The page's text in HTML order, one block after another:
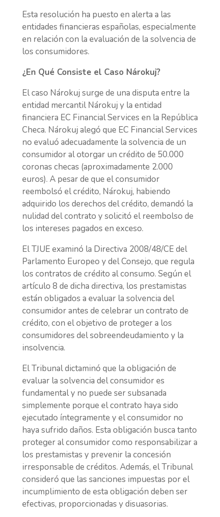
Esta resolución ha puesto en alerta a las
entidades financieras españolas, especialmente
en relación con la evaluación de la solvencia de
los consumidores.
¿En Qué Consiste el Caso Nárokuj?
El caso Nárokuj surge de una disputa entre la
entidad mercantil Nárokuj y la entidad
financiera EC Financial Services en la República
Checa. Nárokuj alegó que EC Financial Services
no evaluó adecuadamente la solvencia de un
consumidor al otorgar un crédito de 50.000
coronas checas (aproximadamente 2.000
euros). A pesar de que el consumidor
reembolsó el crédito, Nárokuj, habiendo
adquirido los derechos del crédito, demandó la
nulidad del contrato y solicitó el reembolso de
los intereses pagados en exceso.
El TJUE examinó la Directiva 2008/48/CE del
Parlamento Europeo y del Consejo, que regula
los contratos de crédito al consumo. Según el
artículo 8 de dicha directiva, los prestamistas
están obligados a evaluar la solvencia del
consumidor antes de celebrar un contrato de
crédito, con el objetivo de proteger a los
consumidores del sobreendeudamiento y la
insolvencia.
El Tribunal dictaminó que la obligación de
evaluar la solvencia del consumidor es
fundamental y no puede ser subsanada
simplemente porque el contrato haya sido
ejecutado íntegramente y el consumidor no
haya sufrido daños. Esta obligación busca tanto
proteger al consumidor como responsabilizar a
los prestamistas y prevenir la concesión
irresponsable de créditos. Además, el Tribunal
consideró que las sanciones impuestas por el
incumplimiento de esta obligación deben ser
efectivas, proporcionadas y disuasorias.